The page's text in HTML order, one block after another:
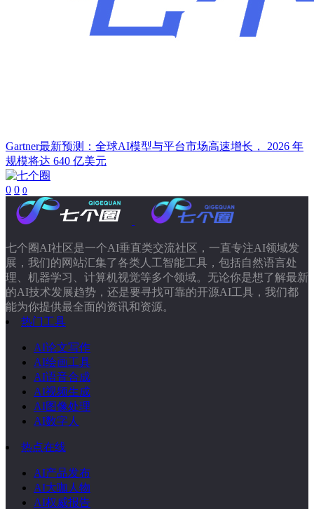
Gartner最新预测：全球AI模型与平台市场高速增长， 2026 年
规模将达 640 亿美元
0 0 0
七个圈AI社区是一个AI垂直类交流社区，一直专注AI领域发
展，我们的网站汇集了各类人工智能工具，包括自然语言处
理、机器学习、计算机视觉等多个领域。无论你是想了解最新
的AI技术发展趋势，还是要寻找可靠的开源AI工具，我们都
能为你提供最全面的资讯和资源。
热门工具
AI论文写作
AI绘画工具
AI语音合成
AI视频生成
AI图像处理
AI数字人
热点在线
AI产品发布
AI大咖人物
AI权威报告